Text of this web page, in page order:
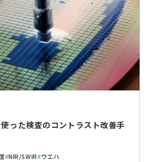
った検査のコントラスト改善手
NIR/SWIR ウエハ